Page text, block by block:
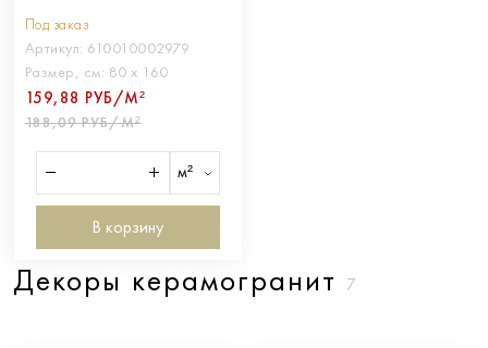
Под заказ
Артикул: 610010002979
Размер, см: 80 х 160
159,88 РУБ/М²
188,09 РУБ/М²
м²
В корзину
Декоры керамогранит 7